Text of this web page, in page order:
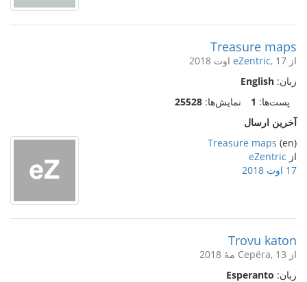
Treasure maps
از eZentric, 17 اوت 2018
زبان: English
پست‌ها: 1 نمایش‌ها: 25528
آخرین ارسال
(en)
Treasure maps
از eZentric
17 اوت 2018
Trovu katon
از Серёга, 13 مهٔ 2018
زبان: Esperanto